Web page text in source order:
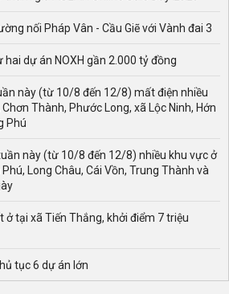
được. Thường ở miền Bắc người ta
chép sống được thả trong chậu
chép giấy nhiều hơn.
và ông công ông táo
ngoài những lễ vật chính đề cập
nối Pháp Vân - Cầu Giẽ với Vành đai 3
hai dự án NOXH gần 2.000 tỷ đồng
này (từ 10/8 đến 12/8) mất điện nhiều
Thành, Phước Long, xã Lộc Ninh, Hớn
Phú
này (từ 10/8 đến 12/8) nhiều khu vực ở
Long Châu, Cái Vồn, Trung Thành và
ở tại xã Tiến Thắng, khởi điểm 7 triệu
tục 6 dự án lớn